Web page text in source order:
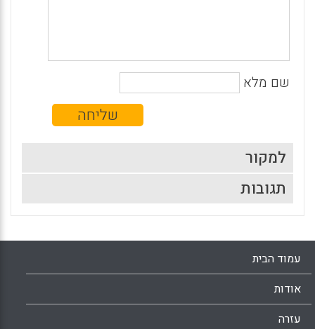
שם מלא
למקור
תגובות
עמוד הבית
אודות
עזרה